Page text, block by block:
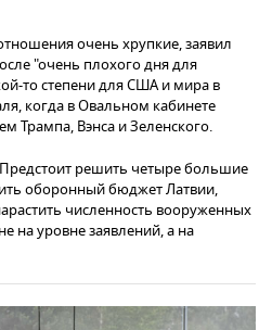
очень хрупкие, заявил
"очень плохого дня для
то степени для США и мира в
когда в Овальном кабинете
Трампа, Вэнса и Зеленского.
решить четыре большие
оборонный бюджет Латвии,
численность вооруженных
на уровне заявлений, а на